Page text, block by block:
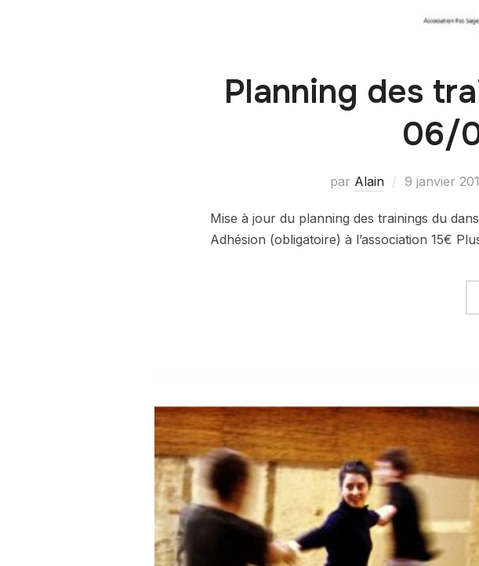
Planning des
06/
par Alain 9 janvier
Mise à jour du planning des trainings du
Adhésion (obligatoire) à l’association 15€